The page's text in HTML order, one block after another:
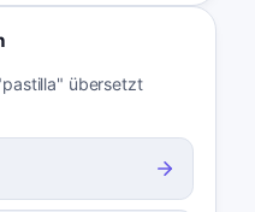
übersetzt